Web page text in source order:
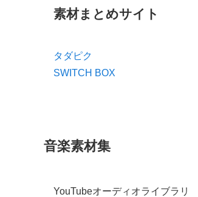
素材まとめサイト
タダピク
SWITCH BOX
音楽素材集
YouTubeオーディオライブラリ